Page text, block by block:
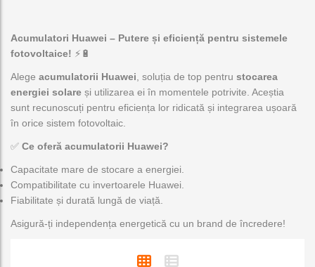
c
a
e
g
o
r
Acumulatori Huawei – Putere și eficiență pentru sistemele
fotovoltaice! ⚡🔋
Alege acumulatorii Huawei , soluția de top pentru stocarea
energiei solare și utilizarea ei în momentele potrivite. Aceștia
sunt recunoscuți pentru eficiența lor ridicată și integrarea ușoară
în orice sistem fotovoltaic.
✅ Ce oferă acumulatorii Huawei?
Capacitate mare de stocare a energiei.
Compatibilitate cu invertoarele Huawei.
Fiabilitate și durată lungă de viață.
Asigură-ți independența energetică cu un brand de încredere!